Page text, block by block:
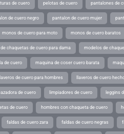
de cuero pelotas de cuero pantalones de
de cuero negro pantalon de cuero mujer
monos de cuero para moto monos de cuero baratos
chaquetas de cuero para dama modelos de
de cuero maquina de coser cuero barata
llaveros de cuero para hombres llaveros de cuero
de cuero limpiadores de cuero leggins
de cuero hombres con chaqueta de cuero
faldas de cuero zara faldas de cuero negras